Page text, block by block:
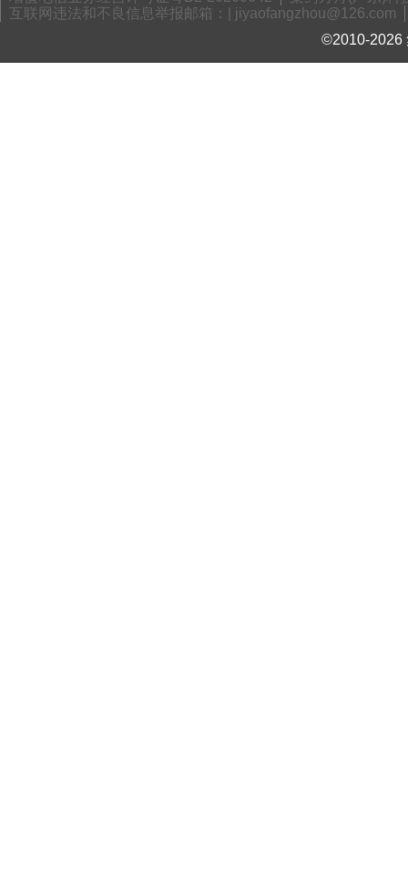
互联网违法和不良信息举报邮箱：| jiyaofangzhou@126.com
©2010-2026